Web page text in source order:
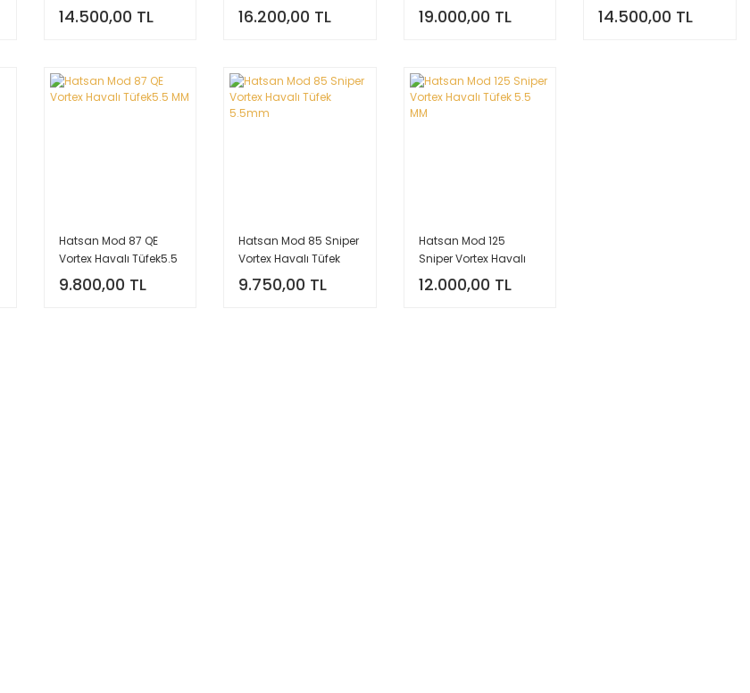
14.500,00 TL
Tüfek 5.5 MM
16.200,00 TL
Havalı Tüfek
19.000,00 TL 14.500,00 TL
Hatsan Mod 87 QE
Vortex Havalı Tüfek5.5
MM
9.800,00 TL
Hatsan Mod 85 Sniper
Vortex Havalı Tüfek
5.5mm
9.750,00 TL
Hatsan Mod 125
Sniper Vortex Havalı
Tüfek 5.5 MM
12.000,00 TL